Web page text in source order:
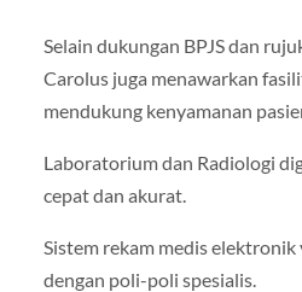
Selain dukungan BPJS dan
Carolus juga menawarkan
mendukung kenyamanan
Laboratorium dan Radiologi
cepat dan akurat.
Sistem rekam medis
dengan poli-poli spesialis.